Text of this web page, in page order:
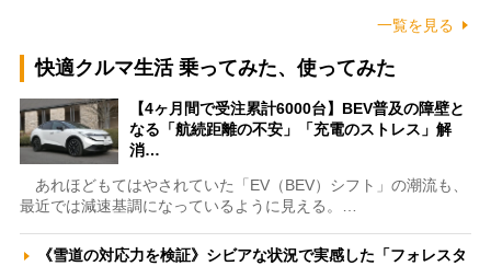
一覧を見る
快適クルマ生活 乗ってみた、使ってみた
【4ヶ月間で受注累計6000台】BEV普及の障壁と
なる「航続距離の不安」「充電のストレス」解
消…
あれほどもてはやされていた「EV（BEV）シフト」の潮流も、
最近では減速基調になっているように見える。…
《雪道の対応力を検証》シビアな状況で実感した「フォレスタ